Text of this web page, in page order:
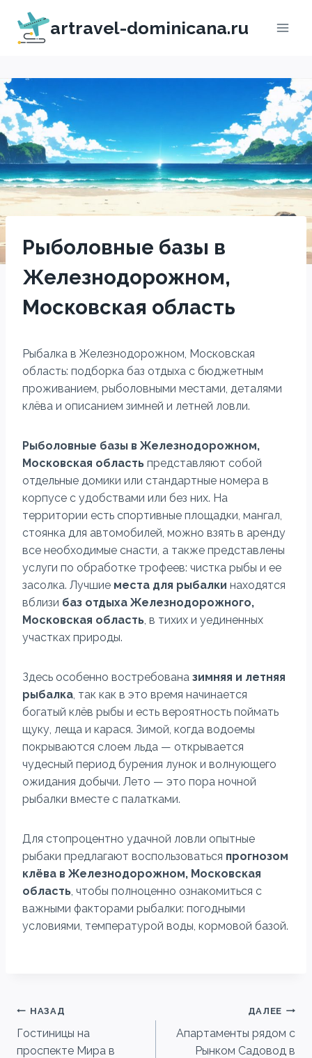
Перейти
содержимому
artravel-dominicana.ru
Рыболовные базы в
Железнодорожном,
Московская область
Рыбалка в Железнодорожном, Московская
область: подборка баз отдыха с бюджетным
проживанием, рыболовными местами, деталями
клёва и описанием зимней и летней ловли.
Рыболовные базы в Железнодорожном,
Московская область представляют собой
отдельные домики или стандартные номера в
корпусе с удобствами или без них. На
территории есть спортивные площадки, мангал,
стоянка для автомобилей, можно взять в аренду
все необходимые снасти, а также представлены
услуги по обработке трофеев: чистка рыбы и ее
засолка. Лучшие места для рыбалки находятся
вблизи баз отдыха Железнодорожного,
Московская область, в тихих и уединенных
участках природы.
Здесь особенно востребована зимняя и летняя
рыбалка, так как в это время начинается
богатый клёв рыбы и есть вероятность поймать
щуку, леща и карася. Зимой, когда водоемы
покрываются слоем льда — открывается
чудесный период бурения лунок и волнующего
ожидания добычи. Лето — это пора ночной
рыбалки вместе с палатками.
Для стопроцентно удачной ловли опытные
рыбаки предлагают воспользоваться прогнозом
клёва в Железнодорожном, Московская
область, чтобы полноценно ознакомиться с
важными факторами рыбалки: погодными
условиями, температурой воды, кормовой базой.
Навигация
по
НАЗАД
Гостиницы на
проспекте Мира в
ДАЛЕЕ
Апартаменты рядом с
Рынком Садовод в